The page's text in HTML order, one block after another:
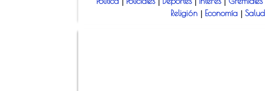
Religión
Economía Salud